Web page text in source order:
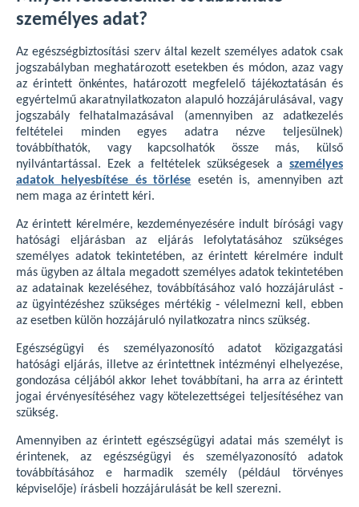
személyes adat?
Az egészségbiztosítási szerv által kezelt személyes adatok csak
jogszabályban meghatározott esetekben és módon, azaz vagy
az érintett önkéntes, határozott megfelelő tájékoztatásán és
egyértelmű akaratnyilatkozaton alapuló hozzájárulásával, vagy
jogszabály felhatalmazásával (amennyiben az adatkezelés
feltételei minden egyes adatra nézve teljesülnek)
továbbíthatók, vagy kapcsolhatók össze más, külső
nyilvántartással. Ezek a feltételek szükségesek a személyes
adatok helyesbítése és törlése esetén is, amennyiben azt
nem maga az érintett kéri.
Az érintett kérelmére, kezdeményezésére indult bírósági vagy
hatósági eljárásban az eljárás lefolytatásához szükséges
személyes adatok tekintetében, az érintett kérelmére indult
más ügyben az általa megadott személyes adatok tekintetében
az adatainak kezeléséhez, továbbításához való hozzájárulást ‐
az ügyintézéshez szükséges mértékig ‐ vélelmezni kell, ebben
az esetben külön hozzájáruló nyilatkozatra nincs szükség.
Egészségügyi és személyazonosító adatot közigazgatási
hatósági eljárás, illetve az érintettnek intézményi elhelyezése,
gondozása céljából akkor lehet továbbítani, ha arra az érintett
jogai érvényesítéséhez vagy kötelezettségei teljesítéséhez van
szükség.
Amennyiben az érintett egészségügyi adatai más személyt is
érintenek, az egészségügyi és személyazonosító adatok
továbbításához e harmadik személy (például törvényes
képviselője) írásbeli hozzájárulását be kell szerezni.